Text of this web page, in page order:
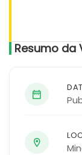
Resumo da